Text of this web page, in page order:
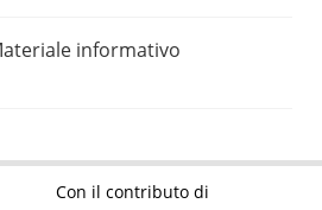
informativo
Con il contributo di